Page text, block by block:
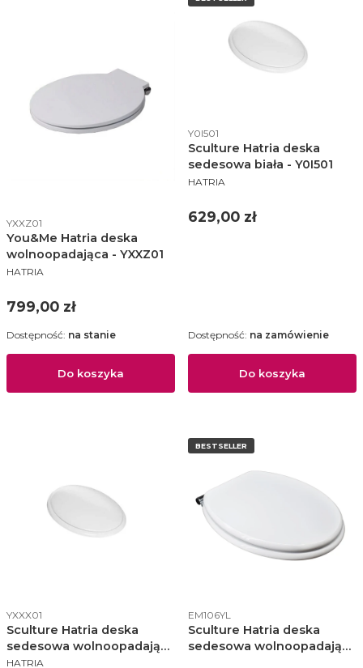
Kod produktu
YXXZ01
You&Me Hatria deska
wolnoopadająca - YXXZ01
PRODUCENT
HATRIA
Cena
799,00 zł
Do koszyka
Dostępność: na stanie
Kod produktu
Y0I501
Sculture Hatria deska
sedesowa biała - Y0I501
PRODUCENT
HATRIA
Cena
629,00 zł
Do koszyka
Dostępność: na zamówienie
Kod produktu
YXXX01
Sculture Hatria deska
sedesowa wolnoopadająca
biała - YXXX01
PRODUCENT
HATRIA
BESTSELLER
Kod produktu
EM106YL
Sculture Hatria deska
sedesowa wolnoopadająca